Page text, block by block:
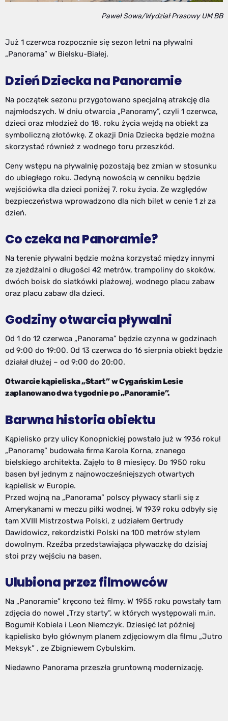
Paweł Sowa/Wydział Prasowy UM BB
Już 1 czerwca rozpocznie się sezon letni na pływalni
„Panorama” w Bielsku-Białej.
Dzień Dziecka na Panoramie
Na początek sezonu przygotowano specjalną atrakcję dla
najmłodszych. W dniu otwarcia „Panoramy”, czyli 1 czerwca,
dzieci oraz młodzież do 18. roku życia wejdą na obiekt za
symboliczną złotówkę. Z okazji Dnia Dziecka będzie można
skorzystać również z wodnego toru przeszkód.
Ceny wstępu na pływalnię pozostają bez zmian w stosunku
do ubiegłego roku. Jedyną nowością w cenniku będzie
wejściówka dla dzieci poniżej 7. roku życia. Ze względów
bezpieczeństwa wprowadzono dla nich bilet w cenie 1 zł za
dzień.
Co czeka na Panoramie?
Na terenie pływalni będzie można korzystać między innymi
ze zjeżdżalni o długości 42 metrów, trampoliny do skoków,
dwóch boisk do siatkówki plażowej, wodnego placu zabaw
oraz placu zabaw dla dzieci.
Godziny otwarcia pływalni
Od 1 do 12 czerwca „Panorama” będzie czynna w godzinach
od 9:00 do 19:00. Od 13 czerwca do 16 sierpnia obiekt będzie
działał dłużej – od 9:00 do 20:00.
Otwarcie kąpieliska „Start” w Cygańskim Lesie
zaplanowano dwa tygodnie po „Panoramie”.
Barwna historia obiektu
Kąpielisko przy ulicy Konopnickiej powstało już w 1936 roku!
„Panoramę” budowała firma Karola Korna, znanego
bielskiego architekta. Zajęło to 8 miesięcy. Do 1950 roku
basen był jednym z najnowocześniejszych otwartych
kąpielisk w Europie.
Przed wojną na „Panorama” polscy pływacy starli się z
Amerykanami w meczu piłki wodnej. W 1939 roku odbyły się
tam XVIII Mistrzostwa Polski, z udziałem Gertrudy
Dawidowicz, rekordzistki Polski na 100 metrów stylem
dowolnym. Rzeźba przedstawiająca pływaczkę do dzisiaj
stoi przy wejściu na basen.
Ulubiona przez filmowców
Na „Panoramie” kręcono też filmy. W 1955 roku powstały tam
zdjęcia do nowel „Trzy starty”, w których występowali m.in.
Bogumił Kobiela i Leon Niemczyk. Dziesięć lat później
kąpielisko było głównym planem zdjęciowym dla filmu „Jutro
Meksyk” , ze Zbigniewem Cybulskim.
Niedawno Panorama przeszła gruntowną modernizację.